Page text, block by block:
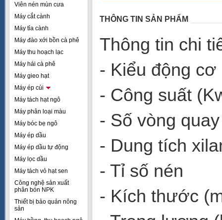
Viên nén mùn cưa
Máy cắt cành
Máy tỉa cành
Máy đào xới bồn cà phê
Máy thu hoạch lạc
Máy hái cà phê
Máy gieo hạt
Máy ép củi
Máy tách hạt ngô
Máy phân loại màu
Máy bóc bẹ ngô
Máy ép dầu
Máy ép dầu tự động
Máy lọc dầu
Máy tách vỏ hạt sen
Công nghệ sản xuất
phân bón NPK
Thiết bị bảo quản nông
sản
THÔNG TIN SẢN PHẨM
Thông tin chi
- Kiểu động cơ
- Công suất
- Số vòng
- Dung tích
- Tỉ số
- Kích thước